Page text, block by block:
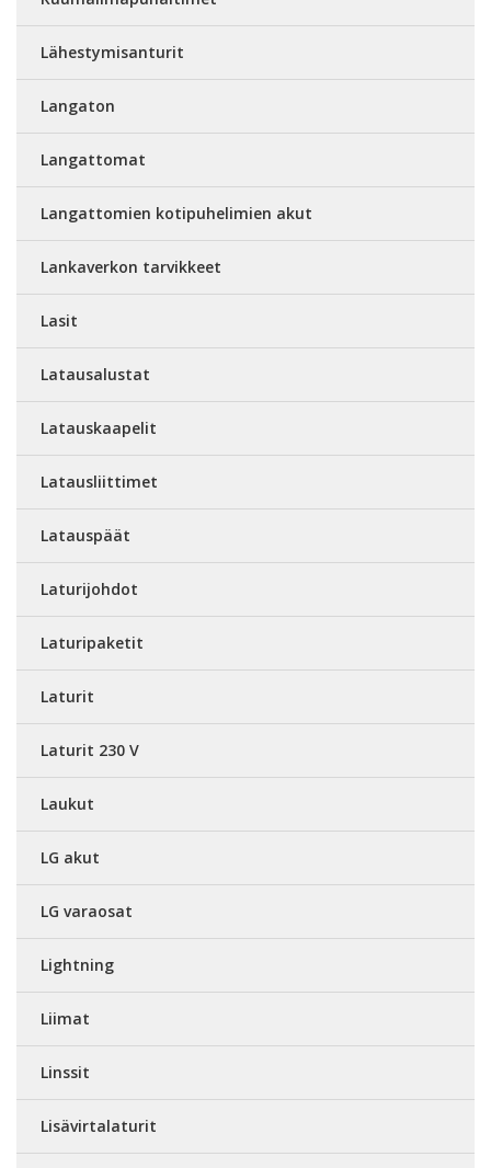
Lähestymisanturit
Langaton
Langattomat
Langattomien kotipuhelimien akut
Lankaverkon tarvikkeet
Lasit
Latausalustat
Latauskaapelit
Latausliittimet
Latauspäät
Laturijohdot
Laturipaketit
Laturit
Laturit 230 V
Laukut
LG akut
LG varaosat
Lightning
Liimat
Linssit
Lisävirtalaturit